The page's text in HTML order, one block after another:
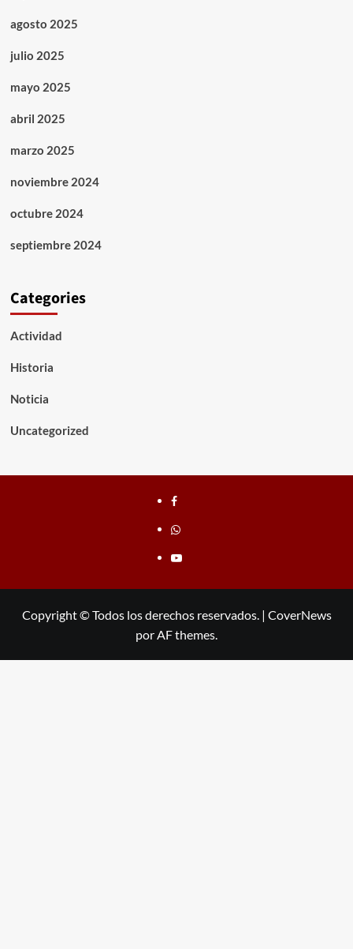
agosto 2025
julio 2025
mayo 2025
abril 2025
marzo 2025
noviembre 2024
octubre 2024
septiembre 2024
Categories
Actividad
Historia
Noticia
Uncategorized
Facebook
whatsapp
youtube
Copyright © Todos los derechos reservados. | CoverNews
por AF themes.